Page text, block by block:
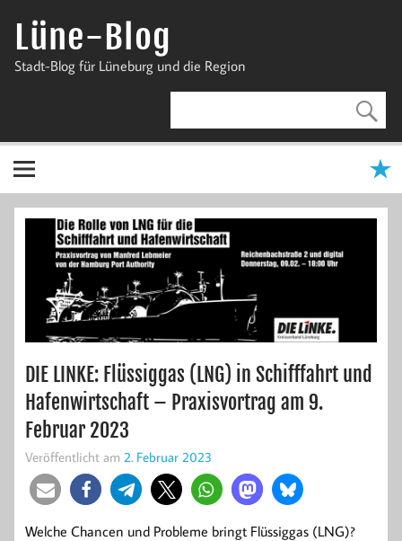
InhaltLüne-Blog
Stadt-Blog für Lüneburg und die Region
DIE LINKE: Flüssiggas (LNG) in Schifffahrt und
Hafenwirtschaft – Praxisvortrag am 9.
Februar 2023
Veröffentlicht am 2. Februar 2023
Welche Chancen und Probleme bringt Flüssiggas (LNG)?